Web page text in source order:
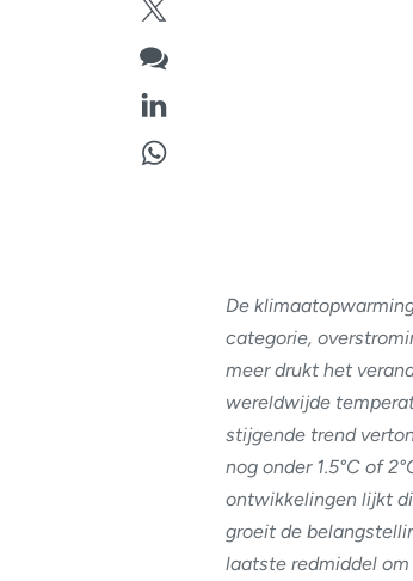
De
categorie,
meer drukt het
wereldwijde
stijgende trend
nog onder 1.5°C of
ontwikkelingen lijkt
groeit de
laatste redmiddel